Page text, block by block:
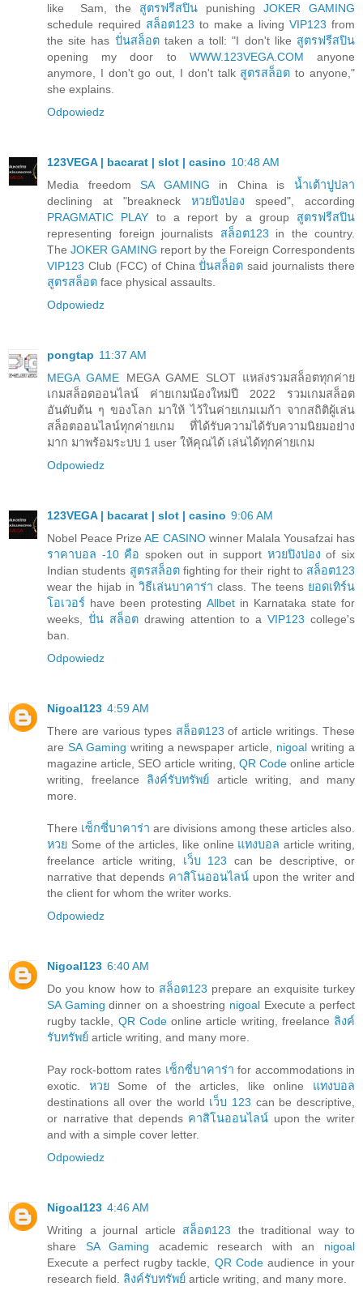
like Sam, the สูตรฟรีสปิน punishing JOKER GAMING
schedule required สล็อต123 to make a living VIP123 from
the site has ปั่นสล็อตtaken a toll: "I don't like สูตรฟรีสปิน
opening my door to WWW.123VEGA.COM anyone
anymore, I don't go out, I don't talk สูตรสล็อต to anyone,"
she explains.
Odpowiedz
123VEGA | bacarat | slot | casino 10:48 AM
Media freedomSA GAMING in China isน้ำเต้าปูปลา
declining at "breakneck หวยปิงปอง speed", according
PRAGMATIC PLAY to a report by a group สูตรฟรีสปิน
representing foreign journalists สล็อต123 in the country.
The JOKER GAMING report by the Foreign Correspondents
VIP123 Club (FCC) of Chinaปั่นสล็อต said journalists there
สูตรสล็อต face physical assaults.
Odpowiedz
pongtap 11:37 AM
MEGA GAME MEGA GAME SLOT แหล่งรวมสล็อตทุกค่าย
เกมสล็อตออนไลน์ ค่ายเกมน้องใหม่ปี 2022 รวมเกมสล็อต
อันดับต้น ๆ ของโลก มาให้ ไว้ในค่ายเกมเมก้า จากสถิติผู้เล่น
สล็อตออนไลน์ทุกค่ายเกม ที่ได้รับความได้รับความนิยมอย่าง
มาก มาพร้อมระบบ 1 user ให้คุณได้ เล่นได้ทุกค่ายเกม
Odpowiedz
123VEGA | bacarat | slot | casino 9:06 AM
Nobel Peace PrizeAE CASINOwinner Malala Yousafzai has
ราคาบอล -10 คือ spoken out in support หวยปิงปอง of six
Indian students สูตรสล็อตfighting for their right to สล็อต123
wear the hijab in วิธีเล่นบาคาร่า class. The teens ยอดเทิร์น
โอเวอร์ have been protesting Allbetin Karnataka state for
weeks, ปั่น สล็อตdrawing attention to aVIP123 college's
ban.
Odpowiedz
Nigoal123 4:59 AM
There are various types สล็อต123 of article writings. These
are SA Gaming writing a newspaper article, nigoal writing a
magazine article, SEO article writing, QR Codeonline article
writing, freelance ลิงค์รับทรัพย์ article writing, and many
more.
There เซ็กซี่บาคาร่า are divisions among these articles also.
หวย Some of the articles, like online แทงบอล article writing,
freelance article writing, เว็บ 123 can be descriptive, or
narrative that depends คาสิโนออนไลน์ upon the writer and
the client for whom the writer works.
Odpowiedz
Nigoal123 6:40 AM
Do you know how to สล็อต123 prepare an exquisite turkey
SA Gaming dinner on a shoestring nigoal Execute a perfect
rugby tackle, QR Codeonline article writing, freelance ลิงค์
รับทรัพย์ article writing, and many more.
Pay rock-bottom rates เซ็กซี่บาคาร่า for accommodations in
exotic. หวยSome of the articles, like online แทงบอล
destinations all over the world เว็บ 123 can be descriptive,
or narrative that depends คาสิโนออนไลน์ upon the writer
and with a simple cover letter.
Odpowiedz
Nigoal123 4:46 AM
Writing a journal article สล็อต123 the traditional way to
share SA Gaming academic research with an nigoal
Execute a perfect rugby tackle, QR Code audience in your
research field. ลิงค์รับทรัพย์ article writing, and many more.